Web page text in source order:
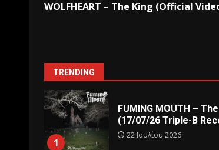
WOLFHEART – The King (Official
TRENDING
1
FUMING MOUTH –
(17/07/26 Triple-B
22 Ιουλίου 2026